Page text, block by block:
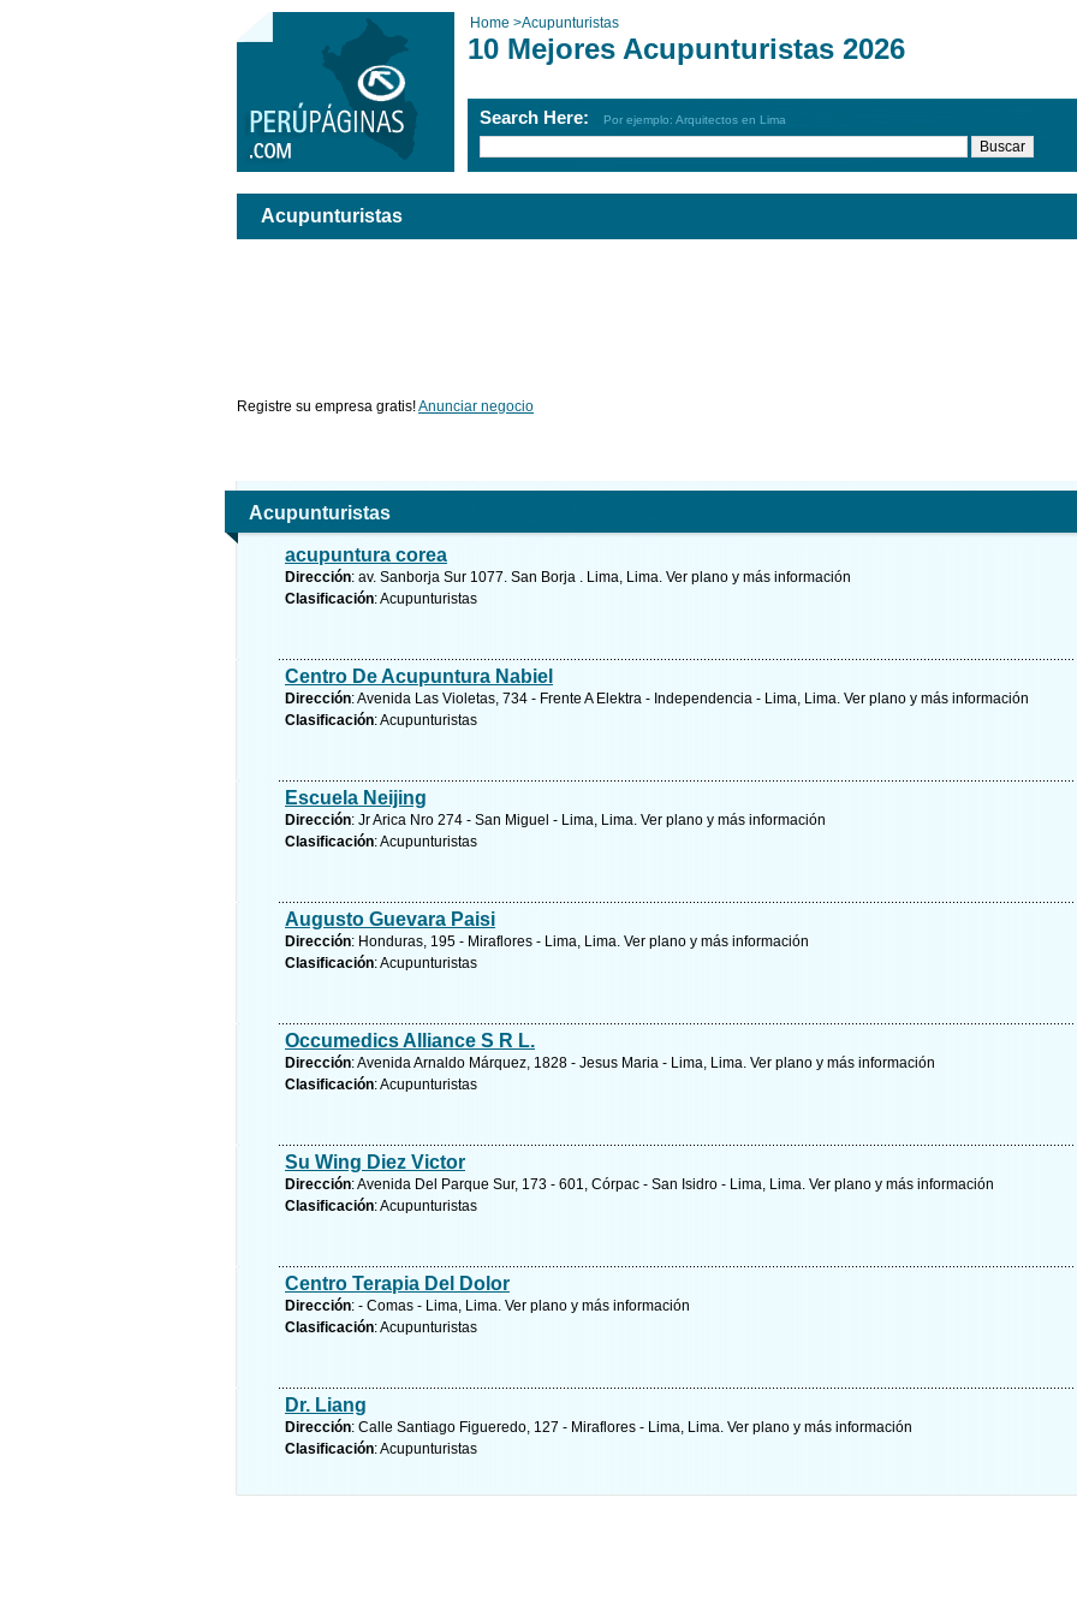
Home >Acupunturistas
10 Mejores Acupunturistas 2026
Search Here: Por ejemplo: Arquitectos en Lima
Acupunturistas
Registre su empresa gratis!Anunciar negocio
Acupunturistas
acupuntura corea
Dirección: av. Sanborja Sur 1077. San Borja . Lima, Lima. Ver plano y más información
Clasificación: Acupunturistas
Centro De Acupuntura Nabiel
Dirección: Avenida Las Violetas, 734 - Frente A Elektra - Independencia - Lima, Lima. Ver plano y más información
Clasificación: Acupunturistas
Escuela Neijing
Dirección: Jr Arica Nro 274 - San Miguel - Lima, Lima. Ver plano y más información
Clasificación: Acupunturistas
Augusto Guevara Paisi
Dirección: Honduras, 195 - Miraflores - Lima, Lima. Ver plano y más información
Clasificación: Acupunturistas
Occumedics Alliance S R L.
Dirección: Avenida Arnaldo Márquez, 1828 - Jesus Maria - Lima, Lima. Ver plano y más información
Clasificación: Acupunturistas
Su Wing Diez Victor
Dirección: Avenida Del Parque Sur, 173 - 601, Córpac - San Isidro - Lima, Lima. Ver plano y más información
Clasificación: Acupunturistas
Centro Terapia Del Dolor
Dirección: - Comas - Lima, Lima. Ver plano y más información
Clasificación: Acupunturistas
Dr. Liang
Dirección: Calle Santiago Figueredo, 127 - Miraflores - Lima, Lima. Ver plano y más información
Clasificación: Acupunturistas